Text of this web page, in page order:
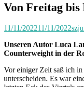
Von Freitag
11/11/202211/11/2022
Unseren Autor Luca
Counterweight in der
Vor einiger Zeit saß ich
unterscheiden. Es war